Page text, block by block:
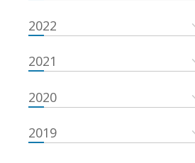
2022
2021
2020
2019